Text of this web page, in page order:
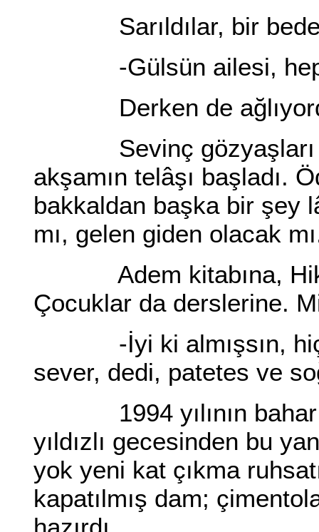
Sarıldılar, bir
-Gülsün ailesi, hep
Derken de
Sevinç gözyaşları
akşamın telâşı başladı.
bakkaldan başka bir şey
mı, gelen giden olacak
Adem kitabına,
Çocuklar da derslerine.
-İyi ki almışsın, hiç
sever, dedi, patetes ve
1994 yılının bahar
yıldızlı gecesinden bu
yok yeni kat çıkma
kapatılmış dam;